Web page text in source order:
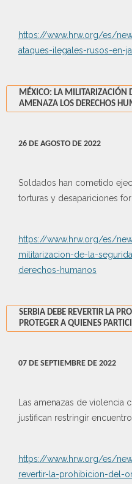
https://www.hrw.org/es/
ataques-ilegales-rusos-en-
MÉXICO: LA MILITARIZACIÓN
AMENAZA LOS DERECHOS
26 DE AGOSTO DE 2022
Soldados han cometido
torturas y desapariciones
https://www.hrw.org/es/
militarizacion-de-la-
derechos-humanos
SERBIA DEBE REVERTIR LA
PROTEGER A QUIENES
07 DE SEPTIEMBRE DE 2022
Las amenazas de violencia
justifican restringir
https://www.hrw.org/es/
revertir-la-prohibicion-del-